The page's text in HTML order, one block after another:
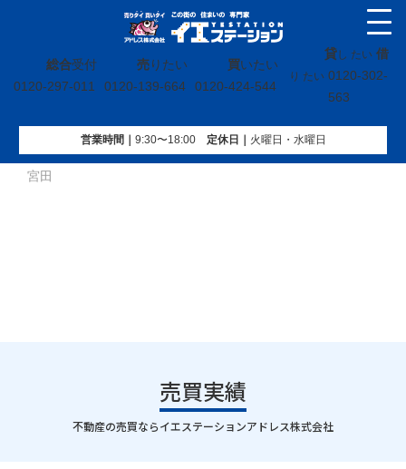
総合受付
0120-297-011
売りたい
0120-139-664
買いたい
0120-424-544
貸し たい 借
り たい 0120-302-
563
営業時間｜ 9:30〜18:00定休⽇｜ 火曜⽇・水曜⽇
イエステーション»売買実績»戸建»宮城県角田市神次郎字
宮田
売買実績
｜
不動産の売買ならイエステーションアドレス株式会社